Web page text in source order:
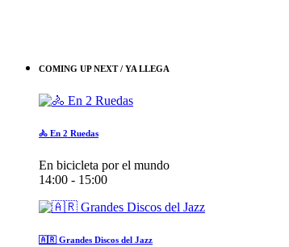
COMING UP NEXT / YA LLEGA
🚴 En 2 Ruedas
En bicicleta por el mundo
14:00 - 15:00
🇦🇷 Grandes Discos del Jazz